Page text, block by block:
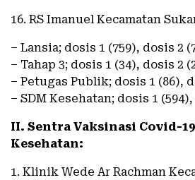
16. RS Imanuel Kecamatan
– Lansia; dosis 1 (759), dosis 2
– Tahap 3; dosis 1 (34), dosis 2
– Petugas Publik; dosis 1 (86),
– SDM Kesehatan; dosis 1
II. Sentra Vaksinasi Covid-
Kesehatan:
1. Klinik Wede Ar Rachman